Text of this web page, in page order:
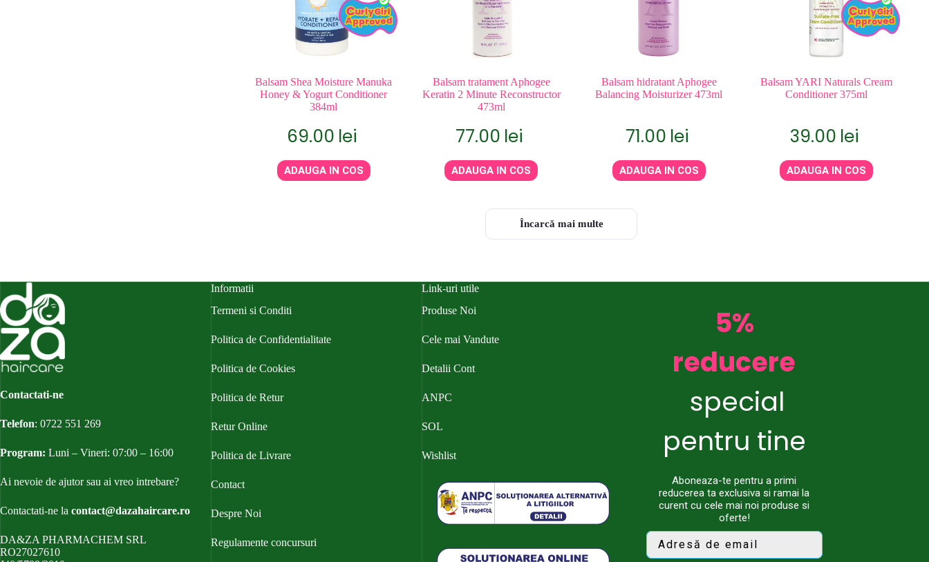
Balsam Shea Moisture Manuka
Honey & Yogurt Conditioner
384ml
69.00 lei
ADAUGA IN COS
Balsam tratament Aphogee
Keratin 2 Minute Reconstructor
473ml
77.00 lei
ADAUGA IN COS
Balsam hidratant Aphogee
Balancing Moisturizer 473ml
71.00 lei
ADAUGA IN COS
Balsam YARI Naturals Cream
Conditioner 375ml
39.00 lei
ADAUGA IN COS
Încarcă mai multe
Contactati-ne
Telefon: 0722 551 269
Program: Luni – Vineri: 07:00 – 16:00
Ai nevoie de ajutor sau ai vreo intrebare?
Contactati-ne la contact@dazahaircare.ro
DA&ZA PHARMACHEM SRL
RO27027610
Informatii
Termeni si Conditi
Politica de Confidentialitate
Politica de Cookies
Politica de Retur
Retur Online
Politica de Livrare
Contact
Despre Noi
Regulamente concursuri
Link-uri utile
Produse Noi
Cele mai Vandute
Detalii Cont
ANPC
SOL
Wishlist
5%
reducere
special
pentru tine
Aboneaza-te pentru a primi
reducerea ta exclusiva si ramai la
curent cu cele mai noi produse si
oferte!